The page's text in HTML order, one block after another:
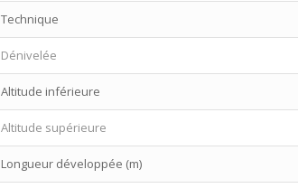
Technique
Dénivelée
Altitude inférieure
Altitude supérieure
Longueur développée (m)